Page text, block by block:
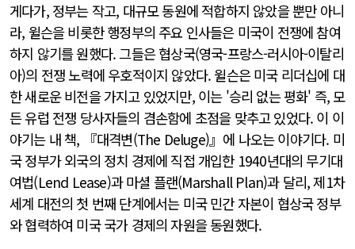
게다가, 정부는 작고, 대규모 동원에 적합하지 않았을 뿐만 아니
라, 윌슨을 비롯한 행정부의 주요 인사들은 미국이 전쟁에 참여
하지 않기를 원했다. 그들은 협상국(영국-프랑스-러시아-이탈리
아)의 전쟁 노력에 우호적이지 않았다. 윌슨은 미국 리더십에 대
한 새로운 비전을 가지고 있었지만, 이는 '승리 없는 평화' 즉, 모
든 유럽 전쟁 당사자들의 겸손함에 초점을 맞추고 있었다. 이 이
야기는 내 책, 『대격변(The Deluge)』에 나오는 이야기다. 미
국 정부가 외국의 정치 경제에 직접 개입한 1940년대의 무기대
여법(Lend Lease)과 마셜 플랜(Marshall Plan)과 달리, 제1차
세계 대전의 첫 번째 단계에서는 미국 민간 자본이 협상국 정부
와 협력하여 미국 국가 경제의 자원을 동원했다.